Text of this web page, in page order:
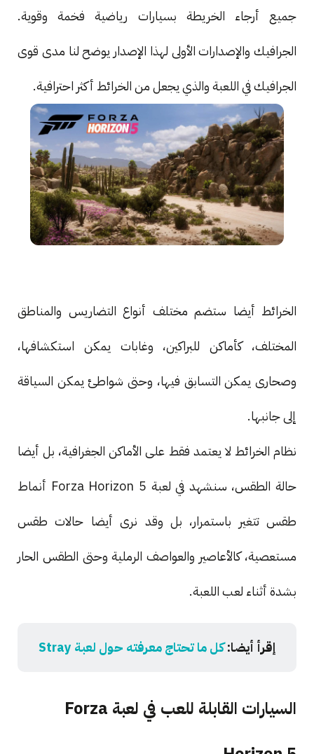
جميع أرجاء الخريطة بسيارات رياضية فخمة وقوية.
الجرافيك والإصدارات الأولى لهذا الإصدار يوضح لنا مدى قوى
الجرافيك في اللعبة والذي يجعل من الخرائط أكثر احترافية.
الخرائط أيضا ستضم مختلف أنواع التضاريس والمناطق
المختلف، كأماكن للبراكين، وغابات يمكن استكشافها،
وصحارى يمكن التسابق فيها، وحتى شواطئ يمكن السياقة
إلى جانبها.
نظام الخرائط لا يعتمد فقط على الأماكن الجغرافية، بل أيضا
حالة الطقس، سنشهد في لعبة Forza Horizon 5 أنماط
طقس تتغير باستمرار، بل وقد نرى أيضا حالات طقس
مستعصية، كالأعاصير والعواصف الرملية وحتى الطقس الحار
بشدة أثناء لعب اللعبة.
إقرأ أيضا:كل ما تحتاج معرفته حول لعبة Stray
السيارات القابلة للعب في لعبة Forza